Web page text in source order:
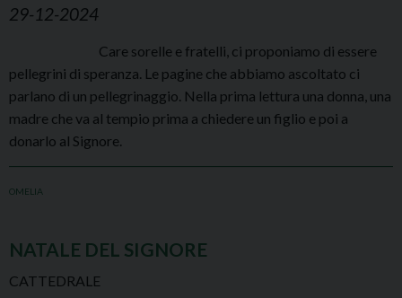
29-12-2024
Care sorelle e fratelli, ci proponiamo di essere
pellegrini di speranza. Le pagine che abbiamo ascoltato ci
parlano di un pellegrinaggio. Nella prima lettura una donna, una
madre che va al tempio prima a chiedere un figlio e poi a
donarlo al Signore.
OMELIA
NATALE DEL SIGNORE
CATTEDRALE